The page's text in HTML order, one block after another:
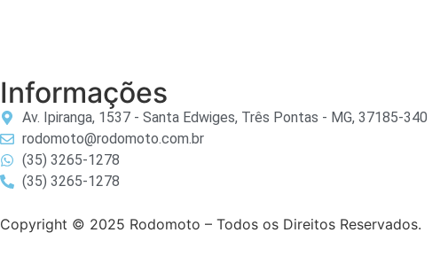
Informações
Av. Ipiranga, 1537 - Santa Edwiges, Três Pontas - MG, 37185-340
rodomoto@rodomoto.com.br
(35) 3265-1278
(35) 3265-1278
Copyright © 2025 Rodomoto – Todos os Direitos Reservados.